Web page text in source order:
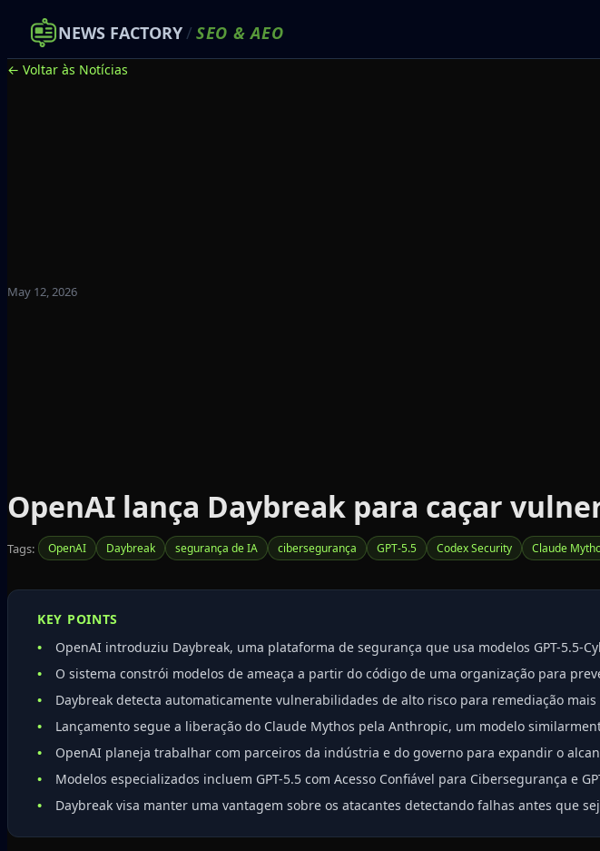
NEWS FACTORY/ SEO &AEO
← Voltar às Notícias
May 12, 2026
OpenAI lança Daybreak para caçar
Tags: OpenAI Daybreak segurança de IA cibersegurança GPT-5.5 Codex Security Claude
KEY POINTS
OpenAI introduziu Daybreak, uma plataforma de segurança que usa modelos GPT-5.5-
O sistema constrói modelos de ameaça a partir do código de uma organização para
Daybreak detecta automaticamente vulnerabilidades de alto risco para remediação
Lançamento segue a liberação do Claude Mythos pela Anthropic, um modelo
OpenAI planeja trabalhar com parceiros da indústria e do governo para expandir o
Modelos especializados incluem GPT-5.5 com Acesso Confiável para Cibersegurança e
Daybreak visa manter uma vantagem sobre os atacantes detectando falhas antes que